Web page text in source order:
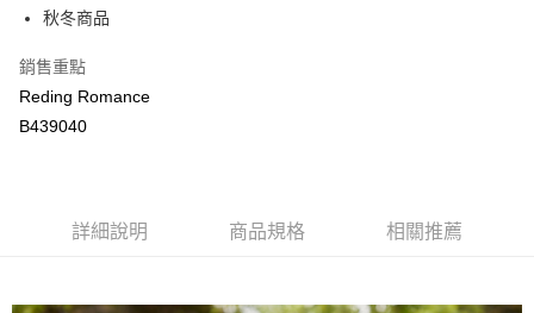
ATM付款
運送方式
付款後全家取貨
秋冬商品
銷售重點
Reding Romance
B439040
詳細說明 商品規格 相關推薦